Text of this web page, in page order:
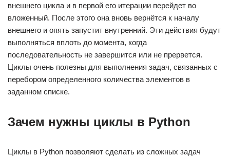
внешнего цикла и в первой его итерации перейдет во
вложенный. После этого она вновь вернётся к началу
внешнего и опять запустит внутренний. Эти действия будут
выполняться вплоть до момента, когда
последовательность не завершится или не прервется.
Циклы очень полезны для выполнения задач, связанных с
перебором определенного количества элементов в
заданном списке.
Зачем нужны циклы в Python
Циклы в Python позволяют сделать из сложных задач